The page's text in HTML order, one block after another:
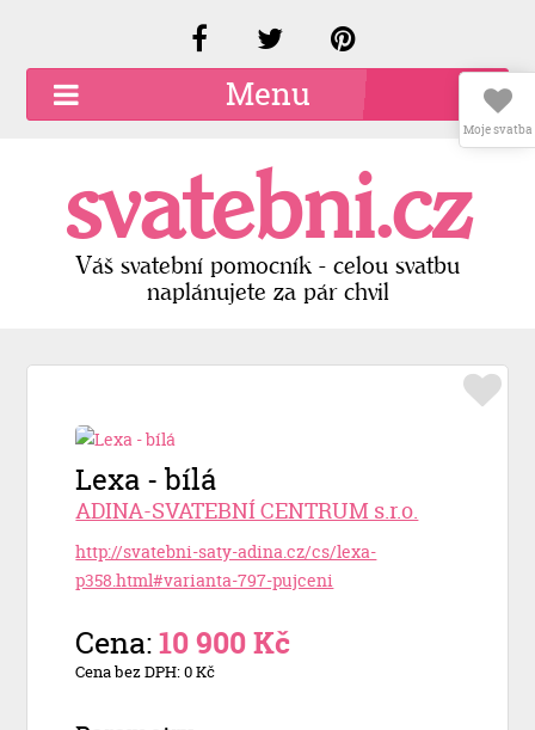
Menu
Kariéra
Kontakty
Přidat firmu
svatebni.cz
Váš svatební pomocník - celou svatbu
naplánujete za pár chvil
Lexa - bílá
ADINA-SVATEBNÍ CENTRUM s.r.o.
http://svatebni-saty-adina.cz/cs/lexa-
p358.html#varianta-797-pujceni
Cena:10 900 Kč
Cena bez DPH: 0 Kč
Moje svatba